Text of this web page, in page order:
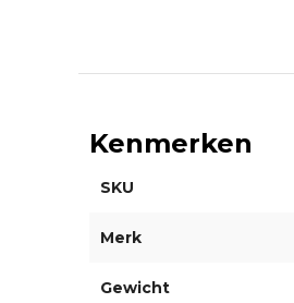
Kenmerken
SKU
Merk
Gewicht